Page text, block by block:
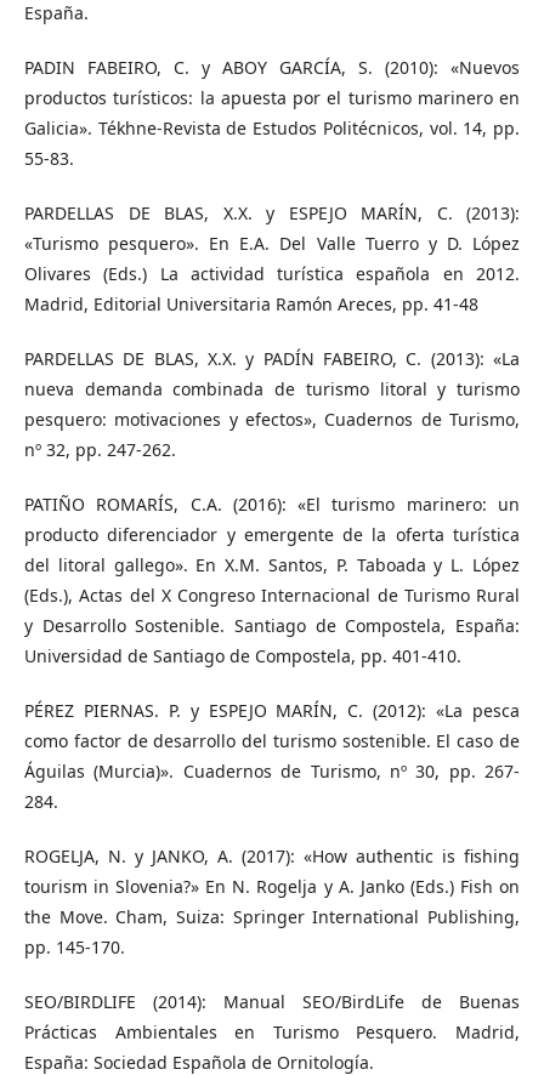
España.
PADIN FABEIRO, C. y ABOY GARCÍA, S. (2010): «Nuevos
productos turísticos: la apuesta por el turismo marinero en
Galicia». Tékhne-Revista de Estudos Politécnicos, vol. 14, pp.
55-83.
PARDELLAS DE BLAS, X.X. y ESPEJO MARÍN, C. (2013):
«Turismo pesquero». En E.A. Del Valle Tuerro y D. López
Olivares (Eds.) La actividad turística española en 2012.
Madrid, Editorial Universitaria Ramón Areces, pp. 41-48
PARDELLAS DE BLAS, X.X. y PADÍN FABEIRO, C. (2013): «La
nueva demanda combinada de turismo litoral y turismo
pesquero: motivaciones y efectos», Cuadernos de Turismo,
nº 32, pp. 247-262.
PATIÑO ROMARÍS, C.A. (2016): «El turismo marinero: un
producto diferenciador y emergente de la oferta turística
del litoral gallego». En X.M. Santos, P. Taboada y L. López
(Eds.), Actas del X Congreso Internacional de Turismo Rural
y Desarrollo Sostenible. Santiago de Compostela, España:
Universidad de Santiago de Compostela, pp. 401-410.
PÉREZ PIERNAS. P. y ESPEJO MARÍN, C. (2012): «La pesca
como factor de desarrollo del turismo sostenible. El caso de
Águilas (Murcia)». Cuadernos de Turismo, nº 30, pp. 267-
284.
ROGELJA, N. y JANKO, A. (2017): «How authentic is fishing
tourism in Slovenia?» En N. Rogelja y A. Janko (Eds.) Fish on
the Move. Cham, Suiza: Springer International Publishing,
pp. 145-170.
SEO/BIRDLIFE (2014): Manual SEO/BirdLife de Buenas
Prácticas Ambientales en Turismo Pesquero. Madrid,
España: Sociedad Española de Ornitología.